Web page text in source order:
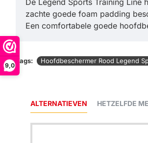
9,0
De Legend Sports Training
zachte goede foam padding
Een comfortabele goede
Tags: Hoofdbeschermer Rood Legend
ALTERNATIEVEN HETZELFDE